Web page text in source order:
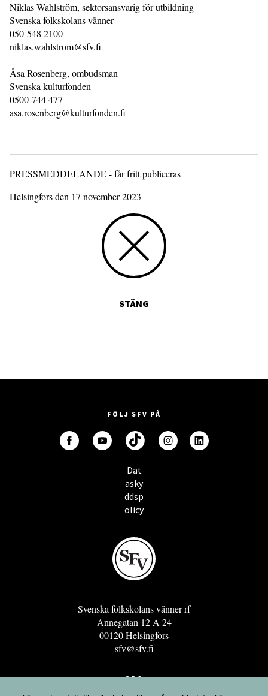
Niklas Wahlström, sektorsansvarig för utbildning
Svenska folkskolans vänner
050-548 2100
niklas.wahlstrom@sfv.fi
Åsa Rosenberg, ombudsman
Svenska kulturfonden
0500-744 477
asa.rosenberg@kulturfonden.fi
PRESSMEDDELANDE - får fritt publiceras
Helsingfors den 17 november 2023
STÄNG
FÖLJ SFV PÅ
Dat
asky
ddsp
olicy
Svenska folkskolans vänner rf
Annegatan 12 A 24
00120 Helsingfors
sfv@sfv.fi
GRO